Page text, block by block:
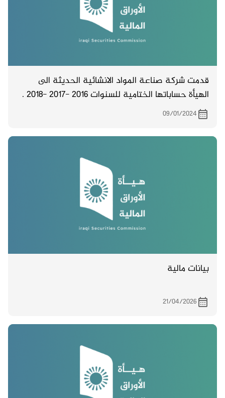
قدمت شركة صناعة المواد الانشائية الحديثة الى
الهيأة حساباتها الختامية للسنوات 2016 -2017 -2018 .
09/01/2024
بيانات مالية
21/04/2026